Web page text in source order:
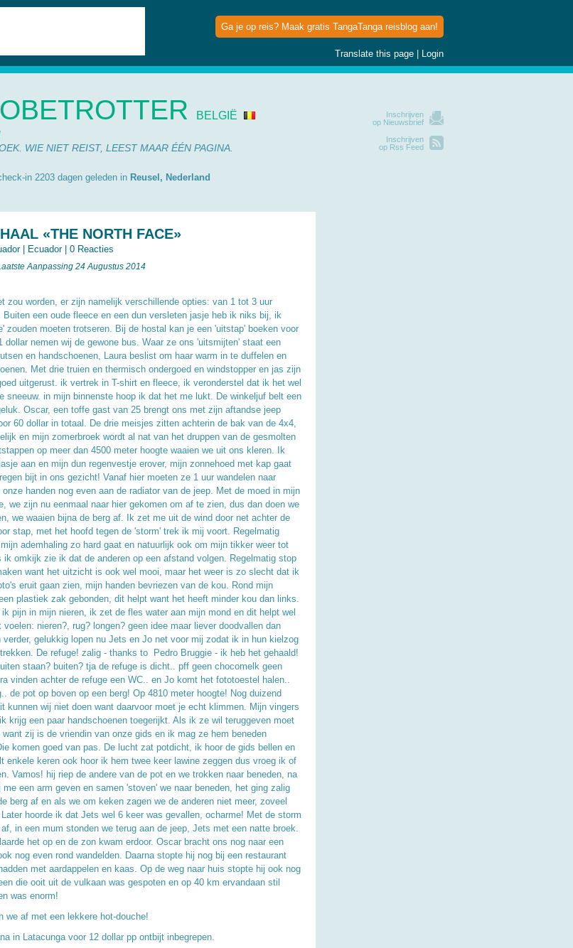
Ga je op reis? Maak gratis TangaTanga reisblog aan!
Translate this page Login
BELGIË
WIE NIET REIST, LEEST MAAR ÉÉN PAGINA.
in 2203 dagen geleden in Reusel, Nederland
Inschrijven
op Nieuwsbrief
Inschrijven
op Rss Feed
«THE NORTH FACE»
| Ecuador| 0 Reacties
Aanpassing 24 Augustus 2014
zou worden, er zijn namelijk verschillende opties: van 1 tot 3 uur
Buiten een oude fleece en een dun versleten jasje heb ik niks bij, ik
zouden moeten trotseren. Bij de hostal kan je een 'uitstap' boeken voor
dollar nemen wij de gewone bus. Waar ze ons 'uitsmijten' staat een
en handschoenen, Laura beslist om haar warm in te duffelen en
Met drie truien en thermisch ondergoed en windstopper en jas zijn
uitgerust. ik vertrek in T-shirt en fleece, ik veronderstel dat ik het wel
sneeuw. in mijn binnenste hoop ik dat het me lukt. De winkeljuf belt een
Oscar, een toffe gast van 25 brengt ons met zijn aftandse jeep
60 dollar in totaal. De drie meisjes zitten achterin de bak van de 4x4,
en mijn zomerbroek wordt al nat van het druppen van de gesmolten
op meer dan 4500 meter hoogte waaien we uit ons kleren. Ik
aan en mijn dun regenvestje erover, mijn zonnehoed met kap gaat
bijt in ons gezicht! Vanaf hier moeten ze 1 uur wandelen naar
onze handen nog even aan de radiator van de jeep. Met de moed in mijn
we zijn nu eenmaal naar hier gekomen om af te zien, dus dan doen we
we waaien bijna de berg af. Ik zet me uit de wind door net achter de
stap, met het hoofd tegen de 'storm' trek ik mij voort. Regelmatig
ademhaling zo hard gaat en natuurlijk ook om mijn tikker weer tot
omkijk zie ik dat de anderen op een afstand volgen. Regelmatig stop
want het uitzicht is ook wel mooi, maar het weer is zo slecht dat ik
eruit gaan zien, mijn handen bevriezen van de kou. Rond mijn
plastiek zak gebonden, dit helpt want het heeft minder kou dan links.
pijn in mijn nieren, ik zet de fles water aan mijn mond en dit helpt wel
nieren?, rug? longen? geen idee maar liever doodvallen dan
verder, gelukkig lopen nu Jets en Jo net voor mij zodat ik in hun kielzog
De refuge! zalig - thanks to Pedro Bruggie - ik heb het gehaald!
staan? buiten? tja de refuge is dicht.. pff geen chocomelk geen
vinden achter de refuge een WC.. en Jo komt het fototoestel halen..
de pot op boven op een berg! Op 4810 meter hoogte! Nog duizend
kunnen wij niet doen want daarvoor moet je echt klimmen. Mijn vingers
krijg een paar handschoenen toegerijkt. Als ik ze wil teruggeven moet
zij is de vriendin van onze gids en ik mag ze hem beneden
komen goed van pas. De lucht zat potdicht, ik hoor de gids bellen en
enkele keren ook hoor ik hem twee keer lawine zeggen dus vroeg ik of
Vamos! hij riep de andere van de pot en we trokken naar beneden, na
een arm geven en samen 'stoven' we naar beneden, het ging zalig
berg af en als we om keken zagen we de anderen niet meer, zoveel
hoorde ik dat Jets wel 6 keer was gevallen, ocharme! Met de storm
in een mum stonden we terug aan de jeep, Jets met een natte broek.
het op en de zon kwam erdoor. Oscar bracht ons nog naar een
nog even rond wandelden. Daarna stopte hij nog bij een restaurant
met aardappelen en kaas. Op de weg naar huis stopte hij ook nog
die ooit uit de vulkaan was gespoten en op 40 km ervandaan stil
was enorm!
we af met een lekkere hot-douche!
in Latacunga voor 12 dollar pp ontbijt inbegrepen.